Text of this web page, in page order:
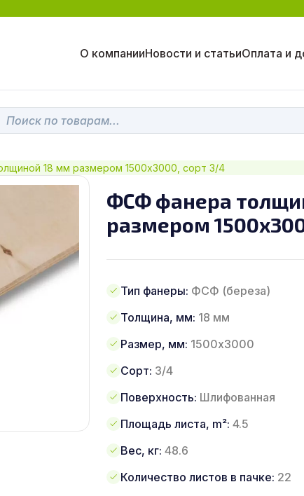
О компанииНовости и статьиОплата и
18 мм размером 1500х3000, сорт 3/4
ФСФ фанера
размером
Тип фанеры: ФСФ (береза)
Толщина, мм: 18 мм
Размер, мм: 1500х3000
Сорт: 3/4
Поверхность: Шлифованная
Площадь листа, m²: 4.5
Вес, кг: 48.6
Количество листов в пачке: 22